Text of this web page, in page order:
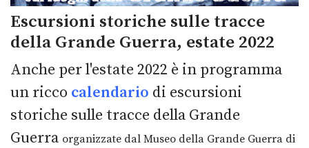
Escursioni storiche sulle tracce
della Grande Guerra, estate 2022
Anche per l'estate 2022 è in programma
un ricco calendario di escursioni
storiche sulle tracce della Grande
Guerra organizzate dal Museo della Grande Guerra di